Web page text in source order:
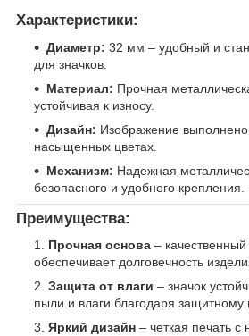
Характеристики:
Диаметр: 32 мм – удобный и
для значков.
Материал: Прочная
устойчивая к износу.
Дизайн: Изображение выполнено
насыщенных цветах.
Механизм: Надежная
безопасного и удобного крепления.
Преимущества:
Прочная основа –
обеспечивает долговечность
Защита от влаги – значок
пыли и влаги благодаря защитному
Яркий дизайн – четкая печать